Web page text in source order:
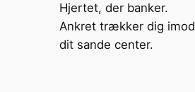
Hjertet, der banker.
Ankret trækker dig imod
dit sande center.